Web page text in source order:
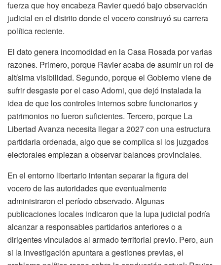
fuerza que hoy encabeza Ravier quedó bajo observación
judicial en el distrito donde el vocero construyó su carrera
política reciente.
El dato genera incomodidad en la Casa Rosada por varias
razones. Primero, porque Ravier acaba de asumir un rol de
altísima visibilidad. Segundo, porque el Gobierno viene de
sufrir desgaste por el caso Adorni, que dejó instalada la
idea de que los controles internos sobre funcionarios y
patrimonios no fueron suficientes. Tercero, porque La
Libertad Avanza necesita llegar a 2027 con una estructura
partidaria ordenada, algo que se complica si los juzgados
electorales empiezan a observar balances provinciales.
En el entorno libertario intentan separar la figura del
vocero de las autoridades que eventualmente
administraron el período observado. Algunas
publicaciones locales indicaron que la lupa judicial podría
alcanzar a responsables partidarios anteriores o a
dirigentes vinculados al armado territorial previo. Pero, aun
si la investigación apuntara a gestiones previas, el